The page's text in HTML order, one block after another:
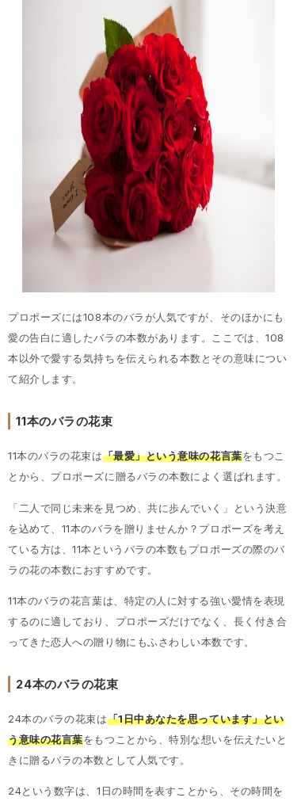
プロポーズには108本のバラが人気ですが、そのほかにも
愛の告白に適したバラの本数があります。ここでは、108
本以外で愛する気持ちを伝えられる本数とその意味につい
て紹介します。
11本のバラの花束
11本のバラの花束は「最愛」という意味の花言葉をもつこ
とから、プロポーズに贈るバラの本数によく選ばれます。
「二人で同じ未来を見つめ、共に歩んでいく」という決意
を込めて、11本のバラを贈りませんか？プロポーズを考え
ている方は、11本というバラの本数もプロポーズの際のバ
ラの花の本数におすすめです。
11本のバラの花言葉は、特定の人に対する強い愛情を表現
するのに適しており、プロポーズだけでなく、長く付き合
ってきた恋人への贈り物にもふさわしい本数です。
24本のバラの花束
24本のバラの花束は「1日中あなたを思っています」とい
う意味の花言葉をもつことから、特別な想いを伝えたいと
きに贈るバラの本数として人気です。
24という数字は、1日の時間を表すことから、その時間を